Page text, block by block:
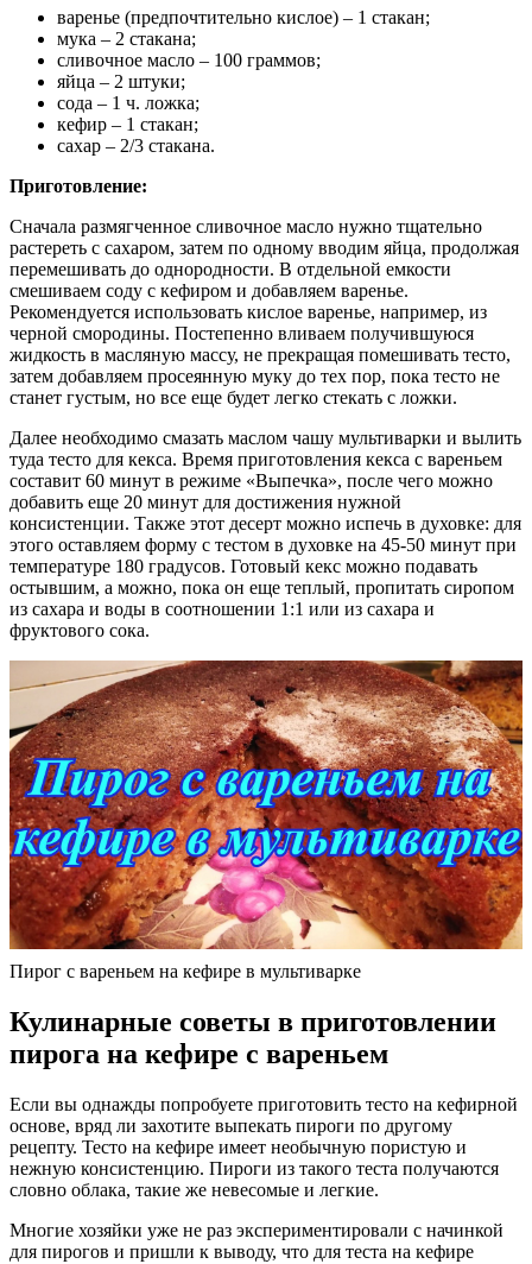
варенье (предпочтительно кислое) – 1 стакан;
мука – 2 стакана;
сливочное масло – 100 граммов;
яйца – 2 штуки;
сода – 1 ч. ложка;
кефир – 1 стакан;
сахар – 2/3 стакана.
Приготовление:
Сначала размягченное сливочное масло нужно тщательно
растереть с сахаром, затем по одному вводим яйца, продолжая
перемешивать до однородности. В отдельной емкости
смешиваем соду с кефиром и добавляем варенье.
Рекомендуется использовать кислое варенье, например, из
черной смородины. Постепенно вливаем получившуюся
жидкость в масляную массу, не прекращая помешивать тесто,
затем добавляем просеянную муку до тех пор, пока тесто не
станет густым, но все еще будет легко стекать с ложки.
Далее необходимо смазать маслом чашу мультиварки и вылить
туда тесто для кекса. Время приготовления кекса с вареньем
составит 60 минут в режиме «Выпечка», после чего можно
добавить еще 20 минут для достижения нужной
консистенции. Также этот десерт можно испечь в духовке: для
этого оставляем форму с тестом в духовке на 45-50 минут при
температуре 180 градусов. Готовый кекс можно подавать
остывшим, а можно, пока он еще теплый, пропитать сиропом
из сахара и воды в соотношении 1:1 или из сахара и
фруктового сока.
Пирог с вареньем на кефире в мультиварке
Кулинарные советы в приготовлении
пирога на кефире с вареньем
Если вы однажды попробуете приготовить тесто на кефирной
основе, вряд ли захотите выпекать пироги по другому
рецепту. Тесто на кефире имеет необычную пористую и
нежную консистенцию. Пироги из такого теста получаются
словно облака, такие же невесомые и легкие.
Многие хозяйки уже не раз экспериментировали с начинкой
для пирогов и пришли к выводу, что для теста на кефире